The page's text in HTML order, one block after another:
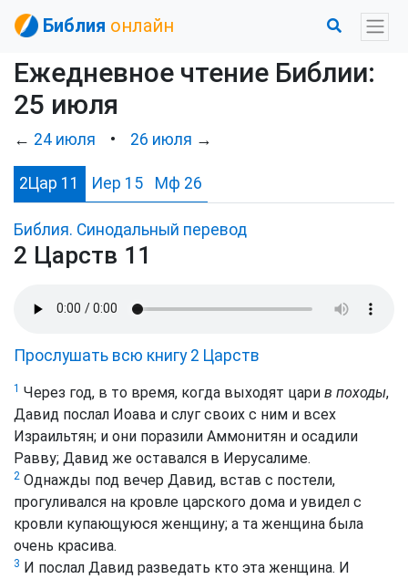
Библия онлайн
Ежедневное чтение Библии:
25 июля
← 24 июля • 26 июля →
2Цар 11 Иер 15 Мф 26
Библия. Синодальный перевод
2 Царств 11
Прослушать всю книгу 2 Царств
1 Через год, в то время, когда выходят цари в походы,
Давид послал Иоава и слуг своих с ним и всех
Израильтян; и они поразили Аммонитян и осадили
Равву; Давид же оставался в Иерусалиме.
2 Однажды под вечер Давид, встав с постели,
прогуливался на кровле царского дома и увидел с
кровли купающуюся женщину; а та женщина была
очень красива.
3 И послал Давид разведать кто эта женщина. И